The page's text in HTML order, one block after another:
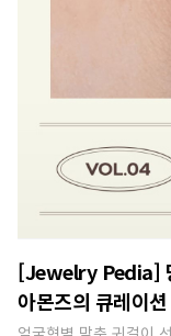
[Jewelry Pedia]
아몬즈의 큐레이